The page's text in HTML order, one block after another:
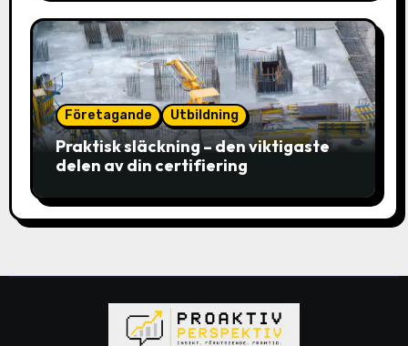
Företagande Utbildning
Praktisk släckning – den viktigaste
delen av din certifiering